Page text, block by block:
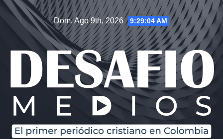
Saltar
contenido
Dom. Ago 9th, 2026 9:29:05 AM